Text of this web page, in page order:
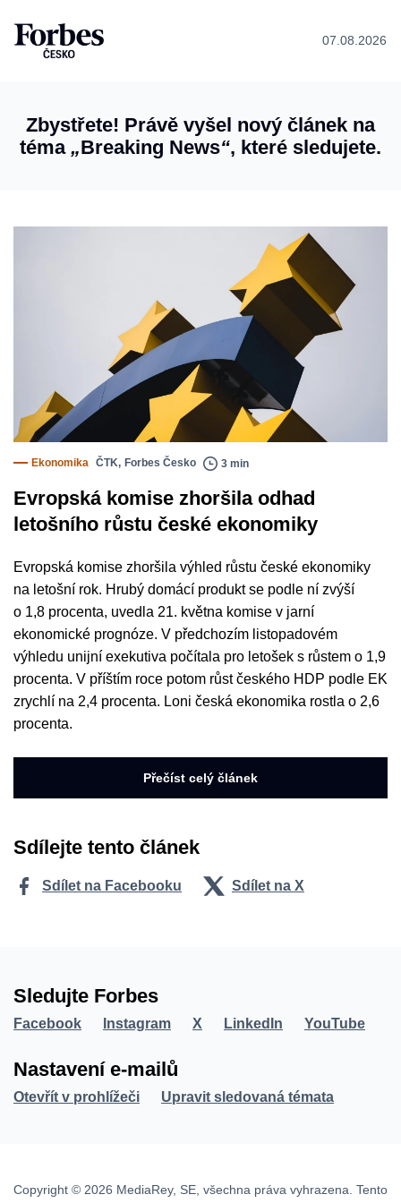
07.08.2026
Zbystřete! Právě vyšel nový článek na
téma „Breaking News“, které sledujete.
Ekonomika ČTK, Forbes Česko 3 min
Evropská komise zhoršila odhad
letošního růstu české ekonomiky
Evropská komise zhoršila výhled růstu české ekonomiky
na letošní rok. Hrubý domácí produkt se podle ní zvýší
o 1,8 procenta, uvedla 21. května komise v jarní
ekonomické prognóze. V předchozím listopadovém
výhledu unijní exekutiva počítala pro letošek s růstem o 1,9
procenta. V příštím roce potom růst českého HDP podle EK
zrychlí na 2,4 procenta. Loni česká ekonomika rostla o 2,6
procenta.
Přečíst celý článek
Sdílejte tento článek
Sdílet na Facebooku Sdílet na X
Sledujte Forbes
Facebook Instagram X LinkedIn YouTube
Nastavení e-mailů
Otevřít v prohlížeči Upravit sledovaná témata
Copyright © 2026 MediaRey, SE, všechna práva vyhrazena. Tento